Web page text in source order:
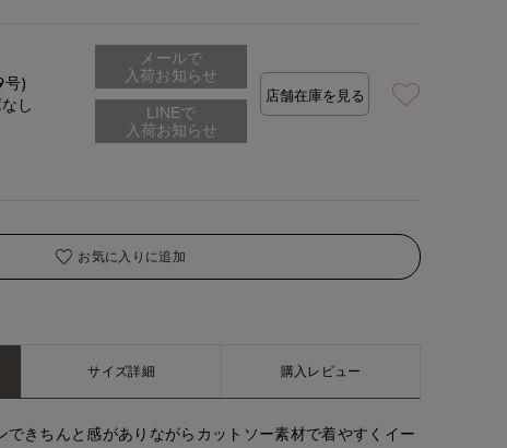
号)
し
メールで
入荷お知らせ
店舗在庫を見る
お気に入りに追加
サイズ詳細 購入レビュー
できちんと感がありながらカットソー素材で着やすくイー